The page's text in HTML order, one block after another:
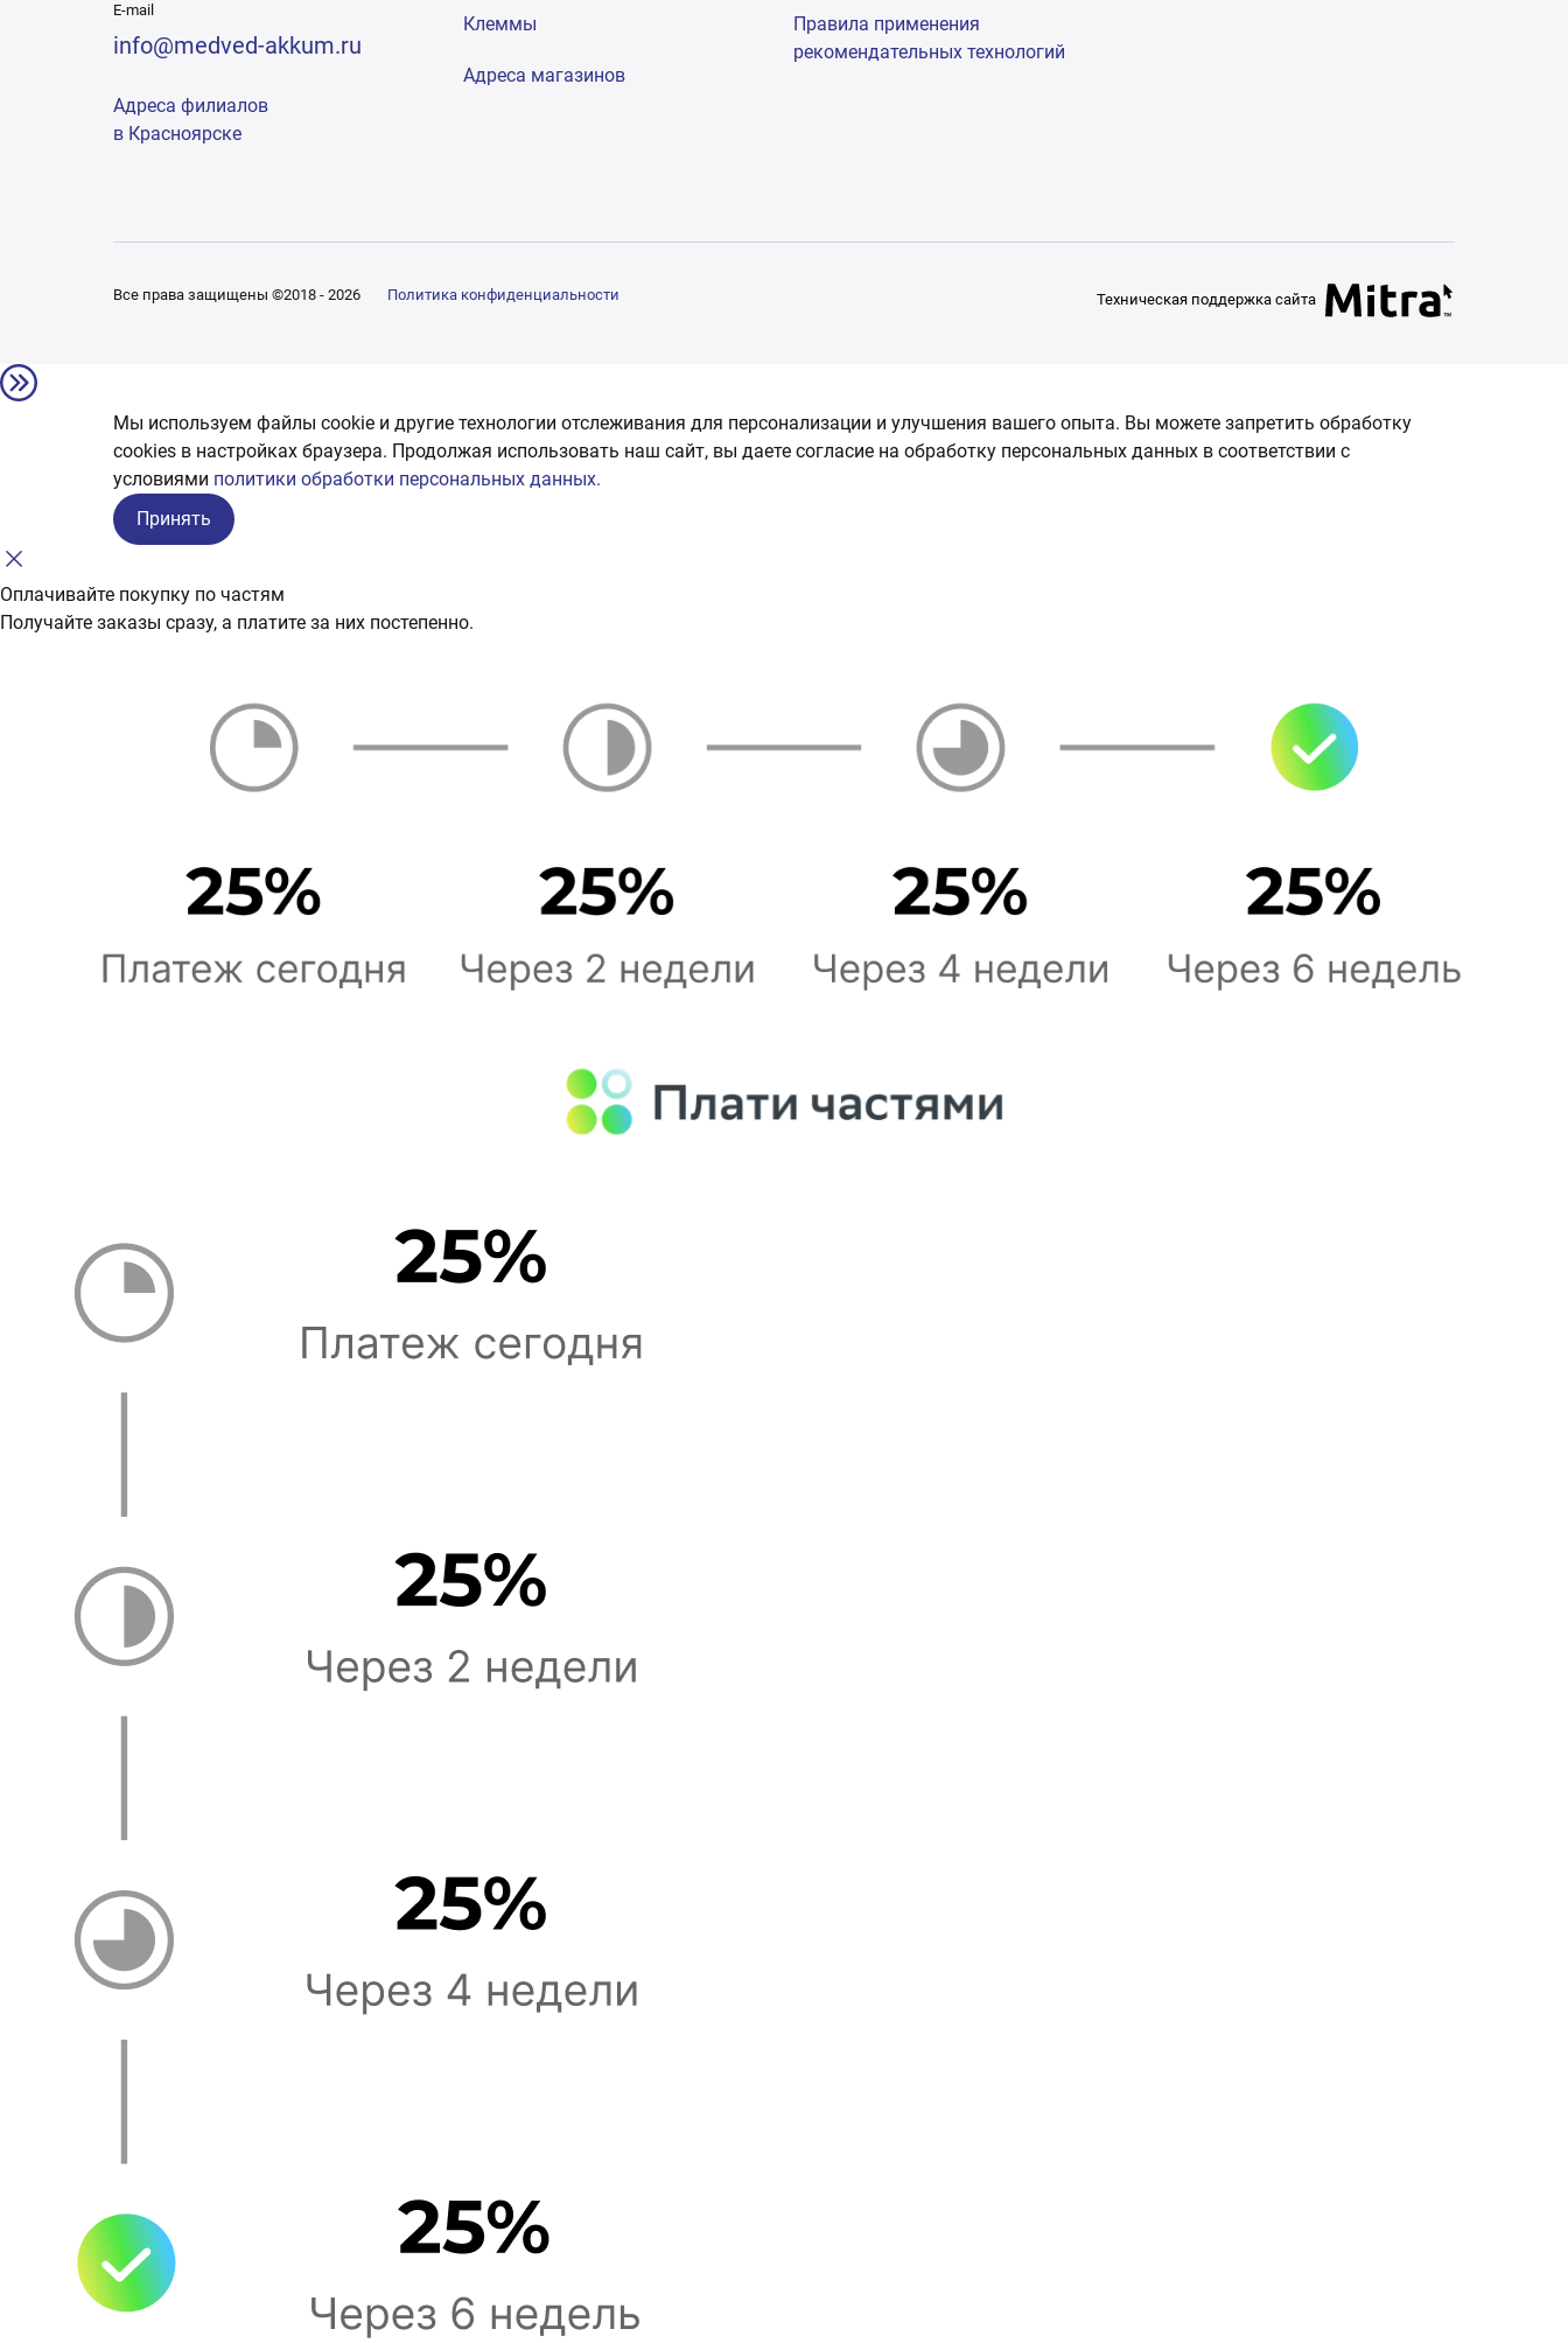
E-mail
info@medved-akkum.ru
Адреса филиалов
в Красноярске
Клеммы
Адреса магазинов
Правила применения
рекомендательных технологий
Все права защищены ©2018 - 2026 Политика конфиденциальности Техническая поддержка сайта
Мы используем файлы cookie и другие технологии отслеживания для персонализации и улучшения вашего опыта. Вы можете запретить обработку
сookies в настройках браузера. Продолжая использовать наш сайт, вы даете согласие на обработку персональных данных в соответствии с
условиями политики обработки персональных данных.
Принять
Оплачивайте покупку по частям
Получайте заказы сразу, а платите за них постепенно.